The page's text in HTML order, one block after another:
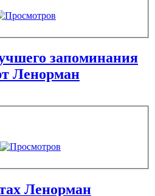
запоминания
Ленорман
Ленорман